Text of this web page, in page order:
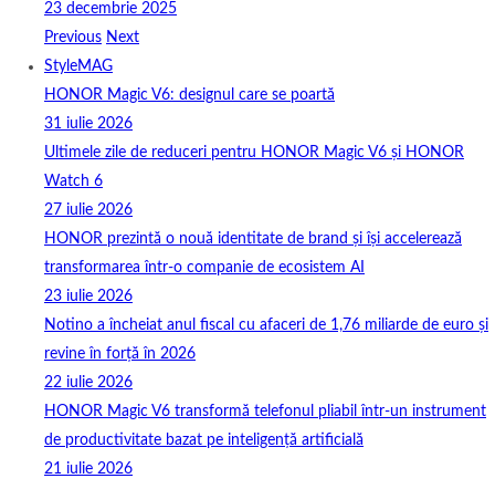
23 decembrie 2025
Previous Next
StyleMAG
HONOR Magic V6: designul care se poartă
31 iulie 2026
Ultimele zile de reduceri pentru HONOR Magic V6 și HONOR
Watch 6
27 iulie 2026
HONOR prezintă o nouă identitate de brand și își accelerează
transformarea într-o companie de ecosistem AI
23 iulie 2026
Notino a încheiat anul fiscal cu afaceri de 1,76 miliarde de euro și
revine în forță în 2026
22 iulie 2026
HONOR Magic V6 transformă telefonul pliabil într-un instrument
de productivitate bazat pe inteligență artificială
21 iulie 2026